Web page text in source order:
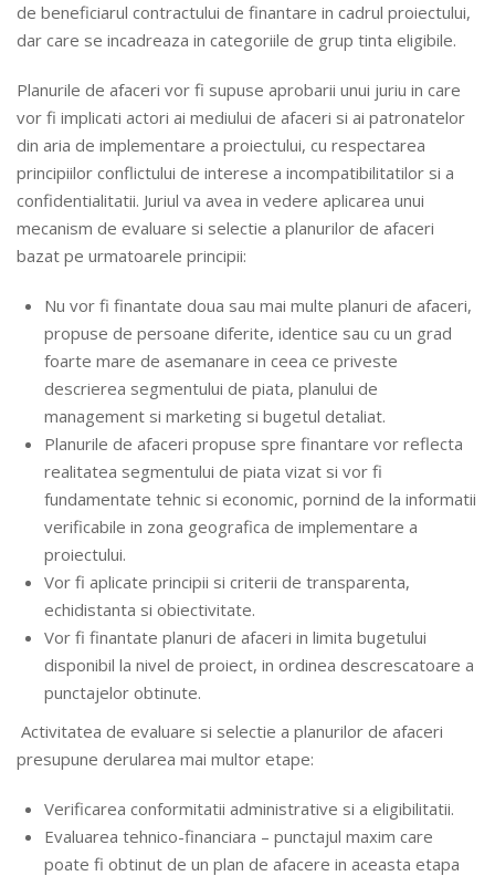
de beneficiarul contractului de finantare in cadrul proiectului,
dar care se incadreaza in categoriile de grup tinta eligibile.
Planurile de afaceri vor fi supuse aprobarii unui juriu in care
vor fi implicati actori ai mediului de afaceri si ai patronatelor
din aria de implementare a proiectului, cu respectarea
principiilor conflictului de interese a incompatibilitatilor si a
confidentialitatii. Juriul va avea in vedere aplicarea unui
mecanism de evaluare si selectie a planurilor de afaceri
bazat pe urmatoarele principii:
Nu vor fi finantate doua sau mai multe planuri de afaceri,
propuse de persoane diferite, identice sau cu un grad
foarte mare de asemanare in ceea ce priveste
descrierea segmentului de piata, planului de
management si marketing si bugetul detaliat.
Planurile de afaceri propuse spre finantare vor reflecta
realitatea segmentului de piata vizat si vor fi
fundamentate tehnic si economic, pornind de la informatii
verificabile in zona geografica de implementare a
proiectului.
Vor fi aplicate principii si criterii de transparenta,
echidistanta si obiectivitate.
Vor fi finantate planuri de afaceri in limita bugetului
disponibil la nivel de proiect, in ordinea descrescatoare a
punctajelor obtinute.
Activitatea de evaluare si selectie a planurilor de afaceri
presupune derularea mai multor etape:
Verificarea conformitatii administrative si a eligibilitatii.
Evaluarea tehnico-financiara – punctajul maxim care
poate fi obtinut de un plan de afacere in aceasta etapa